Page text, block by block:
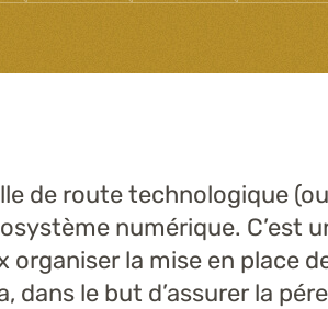
de route technologique (ou
numérique. C’est
organiser la mise en place
dans le but d’assurer la